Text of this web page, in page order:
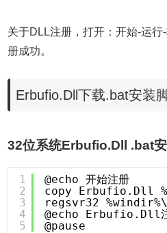
关于DLL注册，打开：开始-运
册成功。
Erbufio.Dll下载.bat安装
32位系统Erbufio.Dll .bat
1
2
3
4
5
@echo 开始注册
copy Erbufio.Dll
regsvr32
@echo Erbufio.Dll
@pause